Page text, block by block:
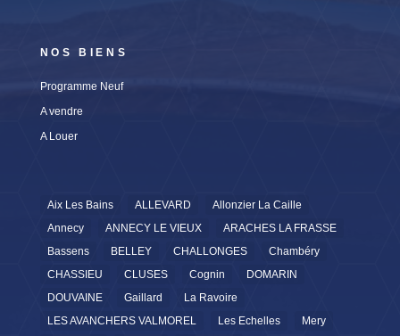
NOS BIENS
Programme Neuf
A vendre
A Louer
Aix Les Bains ALLEVARD
Allonzier La Caille
Annecy
ANNECY LE VIEUX
ARACHES LA FRASSE
Bassens
BELLEY CHALLONGES
Chambéry
CHASSIEU
CLUSES Cognin
DOMARIN
DOUVAINE
Gaillard
La Ravoire
LES AVANCHERS VALMOREL
Les Echelles
Mery